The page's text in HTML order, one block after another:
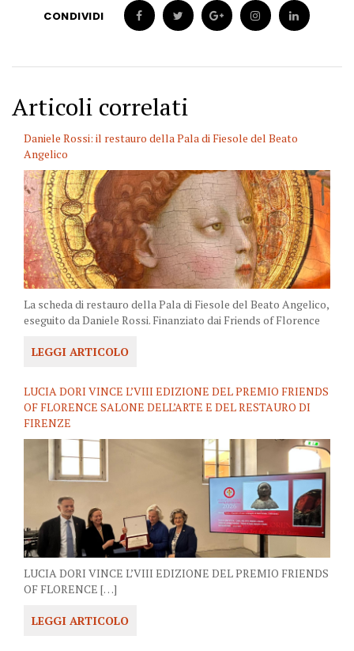
CONDIVIDI
Articoli correlati
Daniele Rossi: il restauro della Pala di Fiesole del Beato
Angelico
La scheda di restauro della Pala di Fiesole del Beato Angelico,
eseguito da Daniele Rossi. Finanziato dai Friends of Florence
LEGGI ARTICOLO
LUCIA DORI VINCE L’VIII EDIZIONE DEL PREMIO FRIENDS
OF FLORENCE SALONE DELL’ARTE E DEL RESTAURO DI
FIRENZE
LUCIA DORI VINCE L’VIII EDIZIONE DEL PREMIO FRIENDS
OF FLORENCE […]
LEGGI ARTICOLO